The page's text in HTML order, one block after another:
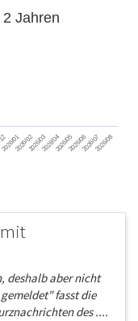
Jahren
2026/012026/022026/032026/042026/052026/062026/072026/08
deshalb aber nicht
fasst die
des ....